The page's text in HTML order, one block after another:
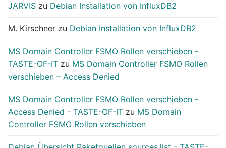
JARVIS zu Debian Installation von InfluxDB2
M. Kirschner zu Debian Installation von InfluxDB2
MS Domain Controller FSMO Rollen verschieben -
TASTE-OF-IT zu MS Domain Controller FSMO Rollen
verschieben – Access Denied
MS Domain Controller FSMO Rollen verschieben -
Access Denied - TASTE-OF-IT zu MS Domain
Controller FSMO Rollen verschieben